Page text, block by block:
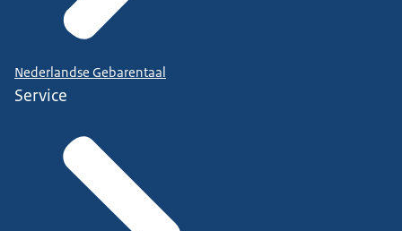
Nederlandse Gebarentaal
Service